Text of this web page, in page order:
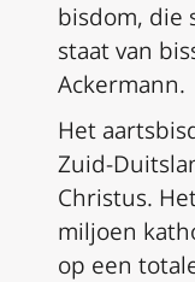
bisdom, die
staat van
Ackermann.
Het
Zuid-
Christus.
miljoen
op een